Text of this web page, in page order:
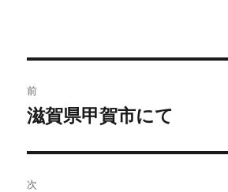
前
滋賀県甲賀市にて
次